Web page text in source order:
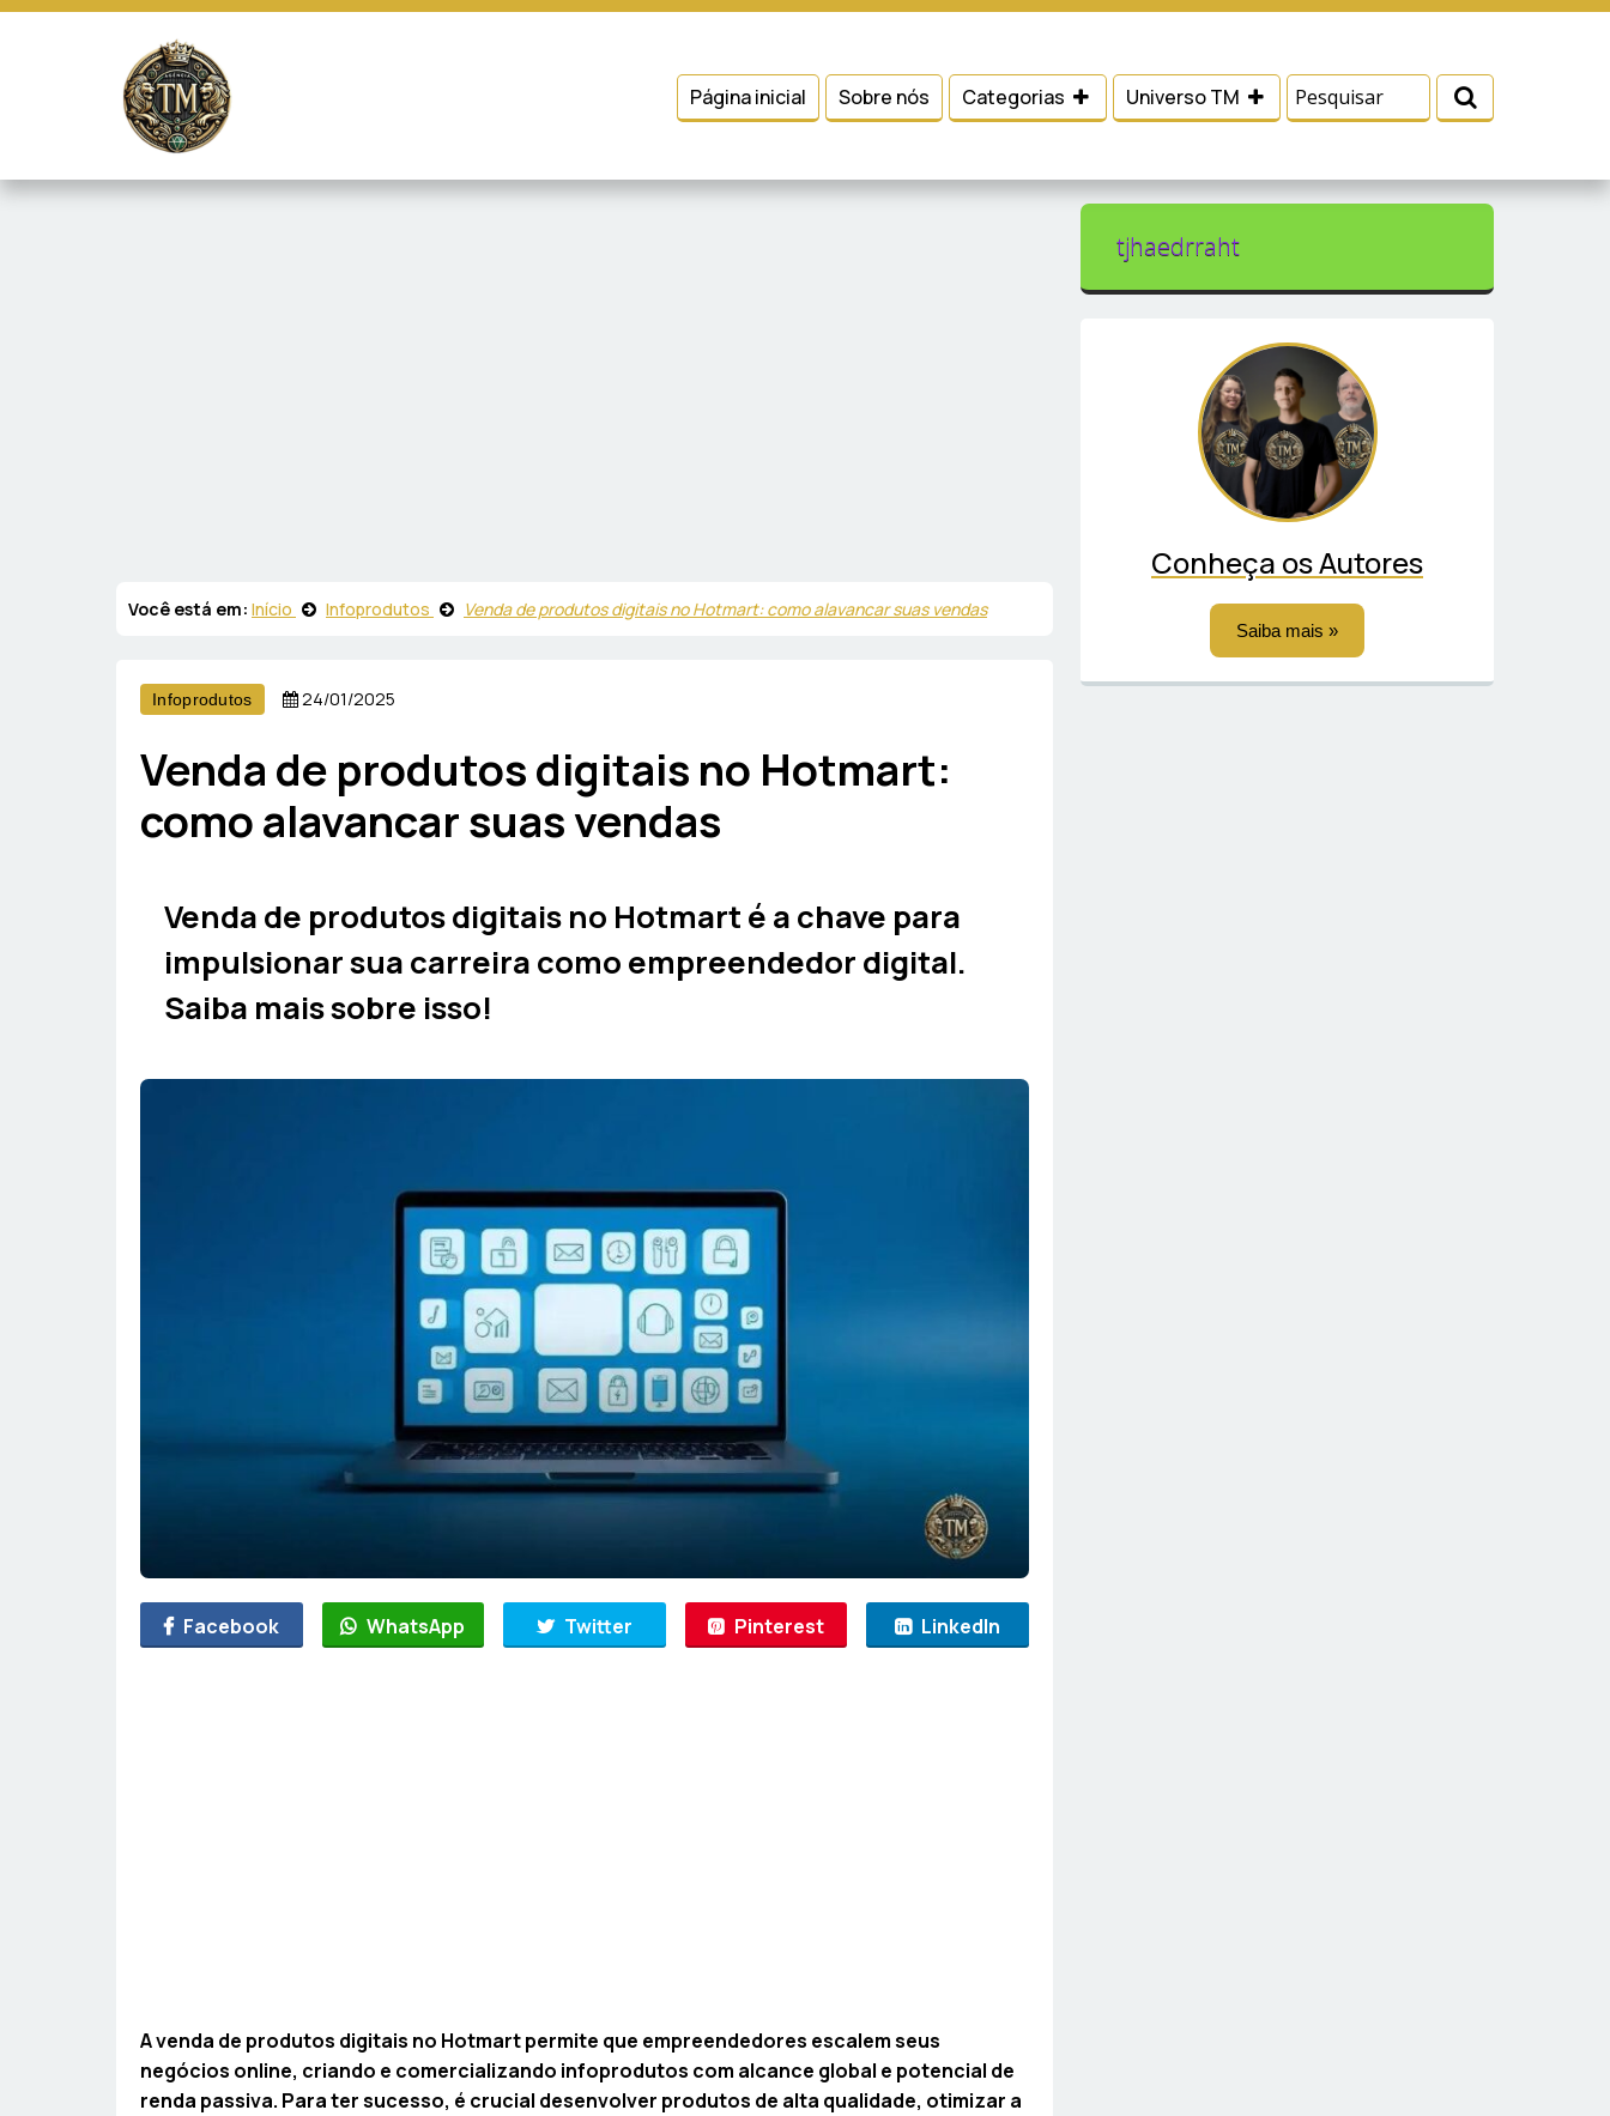
Página inicial Sobre nós Categorias Universo TM
Você está em: Início Infoprodutos Venda de produtos digitais no Hotmart: como alavancar suas vendas
Infoprodutos 24/01/2025
Venda de produtos digitais no Hotmart:
como alavancar suas vendas
Venda de produtos digitais no Hotmart é a chave para
impulsionar sua carreira como empreendedor digital.
Saiba mais sobre isso!
Facebook WhatsApp Twitter Pinterest LinkedIn
A venda de produtos digitais no Hotmart permite que empreendedores escalem seus
negócios online, criando e comercializando infoprodutos com alcance global e potencial de
renda passiva. Para ter sucesso, é crucial desenvolver produtos de alta qualidade, otimizar a
tjhaedrraht
Conheça os Autores
Saiba mais »
marketing e fornecer conteúdo de terceiros. Leia mais em